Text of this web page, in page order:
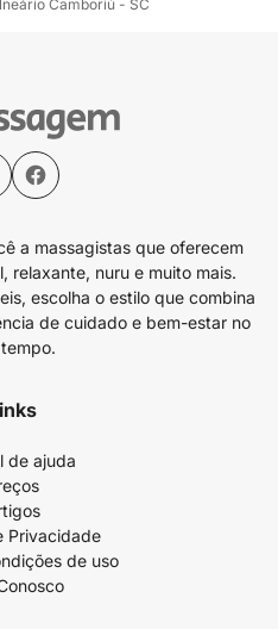
Camboriú - SC
a massagistas que oferecem
relaxante, nuru e muito mais.
escolha o estilo que combina
de cuidado e bem-estar no
de ajuda
Privacidade
de uso